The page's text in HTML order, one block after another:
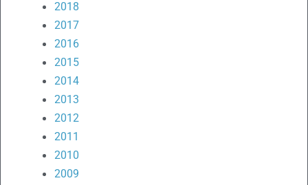
2018
2017
2016
2015
2014
2013
2012
2011
2010
2009